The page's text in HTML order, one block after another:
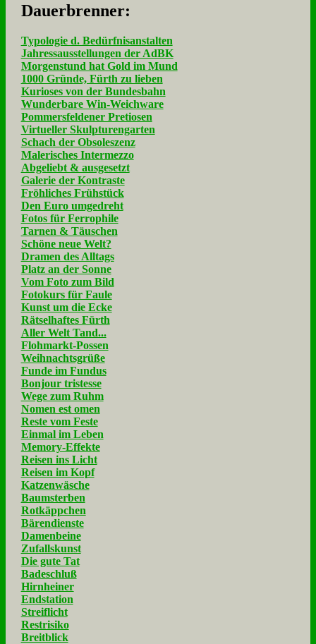
Dau­er­bren­ner:
Typologie d. Bedürfnisanstalten
Jahressausstellungen der AdBK
Morgenstund hat Gold im Mund
1000 Gründe, Fürth zu lieben
Kurioses von der Bundesbahn
Wunderbare Win-Weichware
Pommersfeldener Pretiosen
Virtueller Skulpturengarten
Schach der Obsoleszenz
Malerisches Intermezzo
Abgeliebt & ausgesetzt
Galerie der Kontraste
Fröhliches Frühstück
Den Euro umgedreht
Fotos für Ferrophile
Tarnen & Täuschen
Schöne neue Welt?
Dramen des Alltags
Platz an der Sonne
Vom Foto zum Bild
Fotokurs für Faule
Kunst um die Ecke
Rätselhaftes Fürth
Aller Welt Tand...
Flohmarkt-Possen
Weihnachtsgrüße
Funde im Fundus
Bonjour tristesse
Wege zum Ruhm
Nomen est omen
Reste vom Feste
Einmal im Leben
Memory-Effekte
Reisen ins Licht
Reisen im Kopf
Katzenwäsche
Baumsterben
Rotkäppchen
Bärendienste
Damenbeine
Zufallskunst
Die gute Tat
Badeschluß
Hirnheiner
Endstation
Streiflicht
Restrisiko
Breitblick